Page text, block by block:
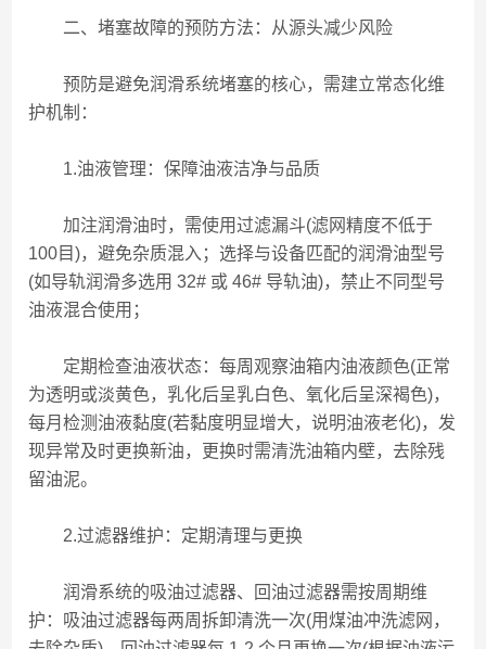
二、堵塞故障的预防方法：从源头减少风险
预防是避免润滑系统堵塞的核心，需建立常态化维
护机制：
1.油液管理：保障油液洁净与品质
加注润滑油时，需使用过滤漏斗(滤网精度不低于
100目)，避免杂质混入；选择与设备匹配的润滑油型号
(如导轨润滑多选用 32# 或 46# 导轨油)，禁止不同型号
油液混合使用；
定期检查油液状态：每周观察油箱内油液颜色(正常
为透明或淡黄色，乳化后呈乳白色、氧化后呈深褐色)，
每月检测油液黏度(若黏度明显增大，说明油液老化)，发
现异常及时更换新油，更换时需清洗油箱内壁，去除残
留油泥。
2.过滤器维护：定期清理与更换
润滑系统的吸油过滤器、回油过滤器需按周期维
护：吸油过滤器每两周拆卸清洗一次(用煤油冲洗滤网，